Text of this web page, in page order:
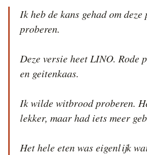
Ik heb de kans gehad om
proberen.
Deze versie heet LINO. Rode
en geitenkaas.
Ik wilde witbrood proberen.
lekker, maar had iets meer
Het hele eten was eigenlijk